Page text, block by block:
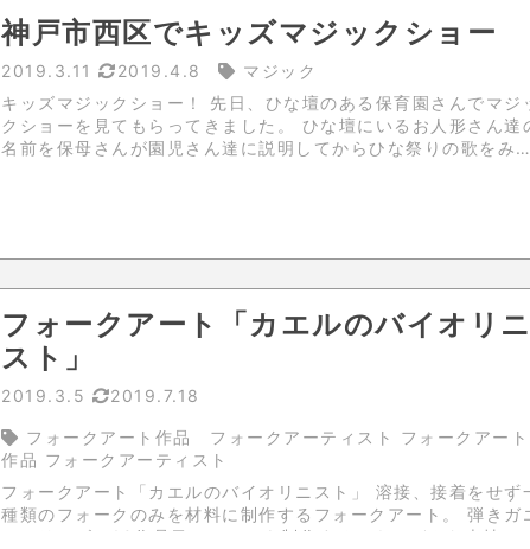
神戸市西区でキッズマジックショー
2019.3.11 2019.4.8
マジック
キッズマジックショー！ 先日、ひな壇のある保育園さんでマジッ
クショーを見てもらってきました。 ひな壇にいるお人形さん達の
名前を保母さんが園児さん達に説明してからひな祭りの歌をみん
フォークアート「カエルのバイオリニ
スト」
2019.3.5 2019.7.18
フォークアート作品 フォークアーティスト フォークアート
作品 フォークアーティスト
フォークアート「カエルのバイオリニスト」 溶接、接着をせず一
種類のフォークのみを材料に制作するフォークアート。 弾きガエ
ルシリーズの10作品目。カエルを制作するときはどんな表情にす